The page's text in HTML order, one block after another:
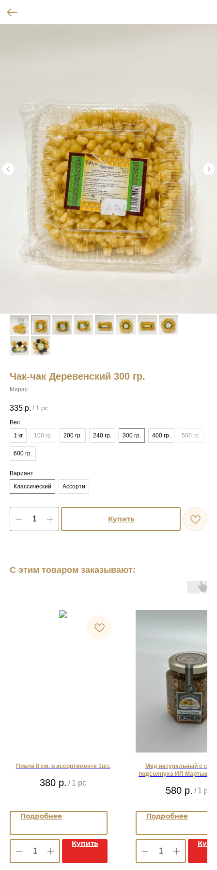
Чак-чак Деревенский 300 гр.
Мирас
335 р. / 1 pc
Вес
1 кг
100 гр. 200 гр. 240 гр. 300 гр. 400 гр. 500 гр.
600 гр.
Вариант
Классический
Ассорти
Купить
С этим товаром заказывают:
Пиала 8 см. в ассортименте 1шт.
380 р. / 1 pc
Подробнее
Купить
Мёд натуральный с
подсолнуха ИП
580 р. / 1 pc
Подробнее